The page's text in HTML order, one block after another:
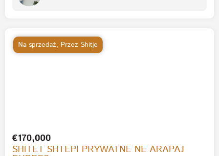
Na sprzedaż, Przez Shitje
€170,000
SHITET SHTEPI PRYWATNE NE ARAPAJ